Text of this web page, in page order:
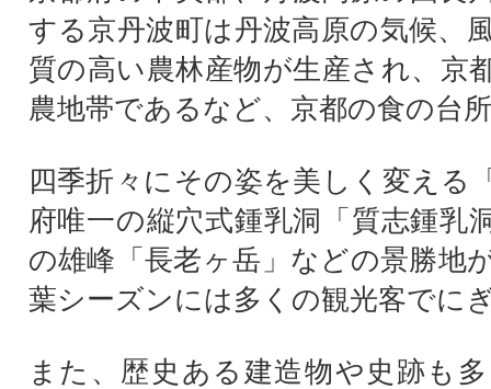
する京丹波町は丹波高原の気候、
質の高い農林産物が生産され、京
農地帯であるなど、京都の食の台
四季折々にその姿を美しく変える
府唯一の縦穴式鍾乳洞「質志鍾乳
の雄峰「長老ヶ岳」などの景勝地
葉シーズンには多くの観光客でに
また、歴史ある建造物や史跡も